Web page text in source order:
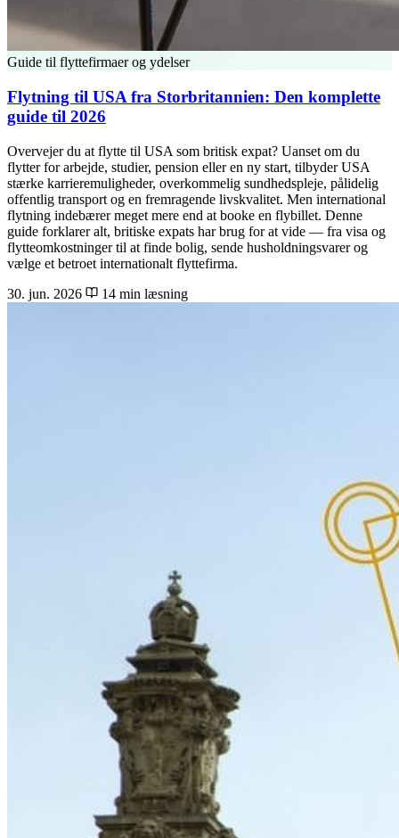
Guide til flyttefirmaer og ydelser
Flytning til USA fra Storbritannien: Den komplette
guide til 2026
Overvejer du at flytte til USA som britisk expat? Uanset om du
flytter for arbejde, studier, pension eller en ny start, tilbyder USA
stærke karrieremuligheder, overkommelig sundhedspleje, pålidelig
offentlig transport og en fremragende livskvalitet. Men international
flytning indebærer meget mere end at booke en flybillet. Denne
guide forklarer alt, britiske expats har brug for at vide — fra visa og
flytteomkostninger til at finde bolig, sende husholdningsvarer og
vælge et betroet internationalt flyttefirma.
30. jun. 2026
14 min læsning